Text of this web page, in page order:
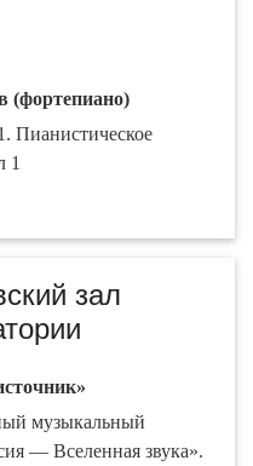
(фортепиано)
Пианистическое
1
зал
музыкальный
— Вселенная звука».